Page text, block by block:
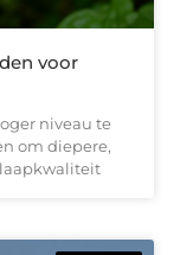
voor
niveau te
om diepere,